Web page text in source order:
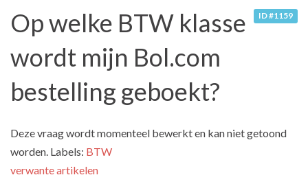
ID #1159
Op welke BTW klasse
wordt mijn Bol.com
bestelling geboekt?
Deze vraag wordt momenteel bewerkt en kan niet getoond
worden. Labels: BTW
verwante artikelen